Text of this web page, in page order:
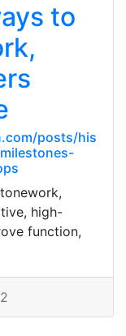
to
posts/his
high-
function,